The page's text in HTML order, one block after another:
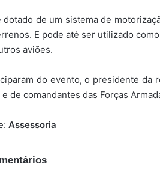
dotado de um sistema de
E pode até ser utilizado
aviões.
do evento, o presidente da
e de comandantes das Forças
Assessoria